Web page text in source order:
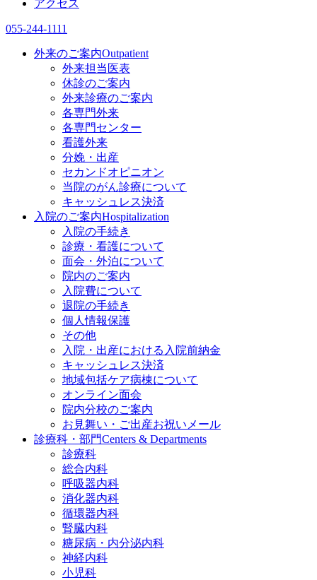
アクセス
055-244-1111
外来のご案内Outpatient
外来担当医表
休診のご案内
外来診療のご案内
各専門外来
各専門センター
看護外来
分娩・出産
セカンドオピニオン
当院のがん診療について
キャッシュレス決済
入院のご案内Hospitalization
入院の手続き
診療・看護について
面会・外泊について
院内のご案内
入院費について
退院の手続き
個人情報保護
その他
入院・出産における入院前納金
キャッシュレス決済
地域包括ケア病棟について
オンライン面会
院内分校のご案内
お見舞い・ご出産お祝いメール
診療科・部門Centers & Departments
診療科
総合内科
呼吸器内科
消化器内科
循環器内科
腎臓内科
糖尿病・内分泌内科
神経内科
小児科